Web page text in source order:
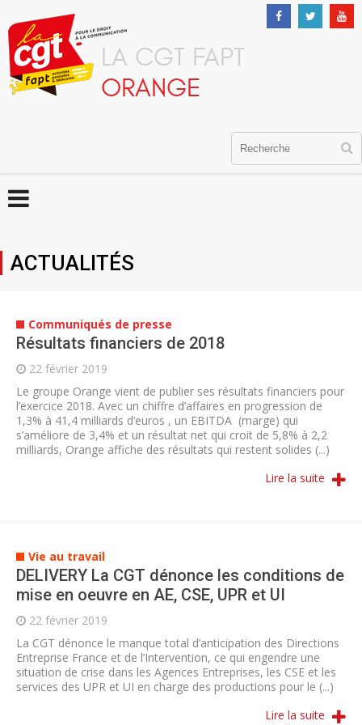
LA CGT FAPT
ORANGE
ACTUALITÉS
Communiqués de presse
Résultats financiers de 2018
22 février 2019
Le groupe Orange vient de publier ses résultats financiers pour
l’exercice 2018. Avec un chiffre d’affaires en progression de
1,3% à 41,4 milliards d’euros , un EBITDA (marge) qui
s’améliore de 3,4% et un résultat net qui croit de 5,8% à 2,2
milliards, Orange affiche des résultats qui restent solides (...)
Lire la suite
Vie au travail
DELIVERY La CGT dénonce les conditions de
mise en oeuvre en AE, CSE, UPR et UI
22 février 2019
La CGT dénonce le manque total d’anticipation des Directions
Entreprise France et de l’Intervention, ce qui engendre une
situation de crise dans les Agences Entreprises, les CSE et les
services des UPR et UI en charge des productions pour le (...)
Lire la suite